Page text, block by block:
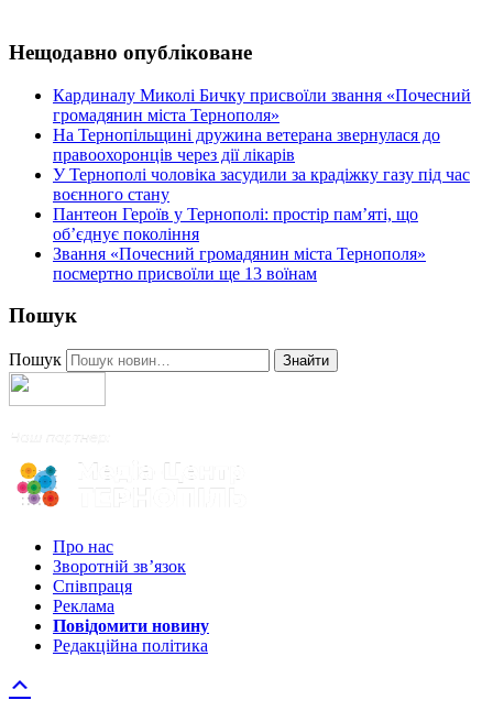
Нещодавно опубліковане
Кардиналу Миколі Бичку присвоїли звання «Почесний
громадянин міста Тернополя»
На Тернопільщині дружина ветерана звернулася до
правоохоронців через дії лікарів
У Тернополі чоловіка засудили за крадіжку газу під час
воєнного стану
Пантеон Героїв у Тернополі: простір пам’яті, що
об’єднує покоління
Звання «Почесний громадянин міста Тернополя»
посмертно присвоїли ще 13 воїнам
Пошук
Пошук Знайти
Про нас
Зворотній зв’язок
Співпраця
Реклама
Повідомити новину
Редакційна політика